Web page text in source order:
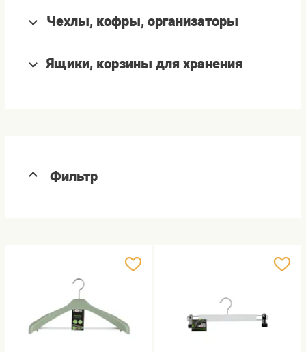
Чехлы, кофры, организаторы
Ящики, корзины для хранения
Фильтр